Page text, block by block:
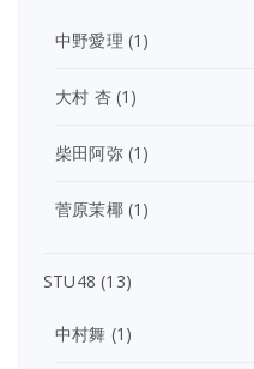
中野愛理 (1)
大村 杏(1)
柴田阿弥(1)
菅原茉椰(1)
STU48 (13)
中村舞 (1)